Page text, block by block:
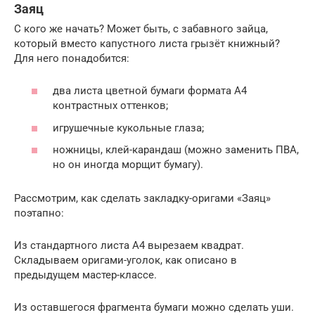
Заяц
С кого же начать? Может быть, с забавного зайца,
который вместо капустного листа грызёт книжный?
Для него понадобится:
два листа цветной бумаги формата А4
контрастных оттенков;
игрушечные кукольные глаза;
ножницы, клей-карандаш (можно заменить ПВА,
но он иногда морщит бумагу).
Рассмотрим, как сделать закладку-оригами «Заяц»
поэтапно:
Из стандартного листа А4 вырезаем квадрат.
Складываем оригами-уголок, как описано в
предыдущем мастер-классе.
Из оставшегося фрагмента бумаги можно сделать уши.